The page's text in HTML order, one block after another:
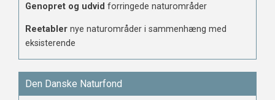
Genopret og udvid forringede naturområder
Reetabler nye naturområder i sammenhæng med
eksisterende
Den Danske Naturfond